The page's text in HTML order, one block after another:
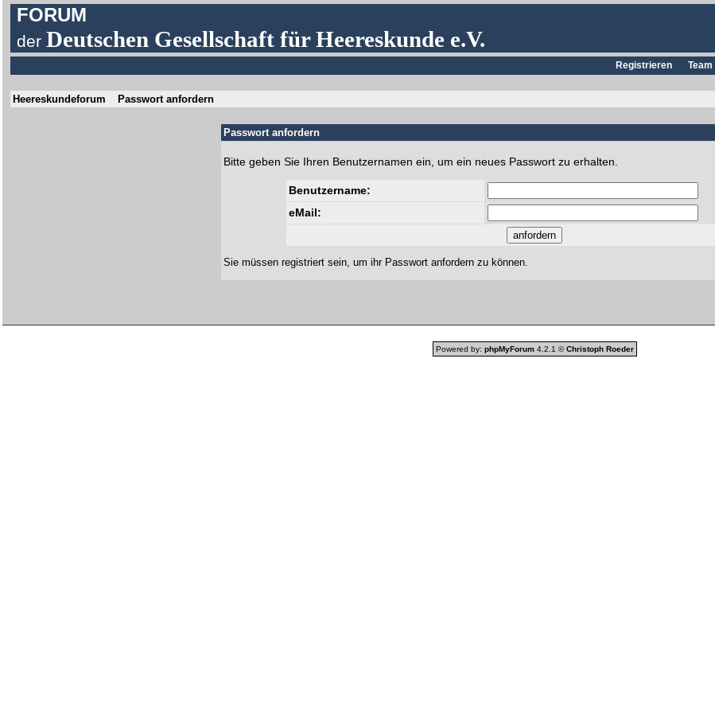
FORUM
derDeutschen Gesellschaft für Heereskunde e.V.
Team
Registrieren
Heereskundeforum Passwort anfordern
Passwort anfordern
Bitte geben Sie Ihren Benutzernamen ein, um ein neues Passwort zu erhalten.
Benutzername:
eMail:
Sie müssen registriertsein, um ihr Passwort anfordern zu können.
Powered by: phpMyForum4.2.1 ©Christoph Roeder